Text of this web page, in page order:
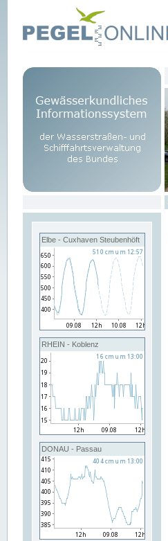
Elbe - Cuxhaven Steubenhöft
RHEIN - Koblenz
DONAU - Passau